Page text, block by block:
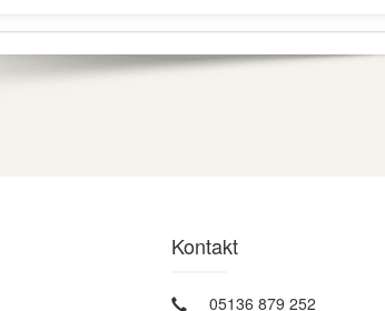
Kontakt
05136 879 252